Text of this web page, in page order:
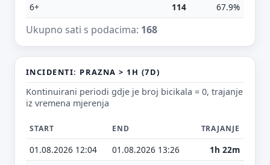
6+
114 67.9%
Ukupno sati s podacima: 168
INCIDENTI: PRAZNA > 1H (7D)
Kontinuirani periodi gdje je broj bicikala = 0, trajanje
iz vremena mjerenja
START END TRAJANJE
01.08.2026 12:04 01.08.2026 13:26
1h 22m
Ne moraš upisati e-mail — prijedlog možeš poslati i anonimno.